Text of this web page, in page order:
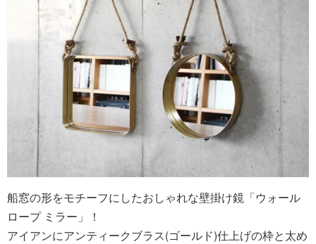
船窓の形をモチーフにしたおしゃれな壁掛け鏡「ウォール
ロープ ミラー」！
アイアンにアンティークブラス(ゴールド)仕上げの枠と太め